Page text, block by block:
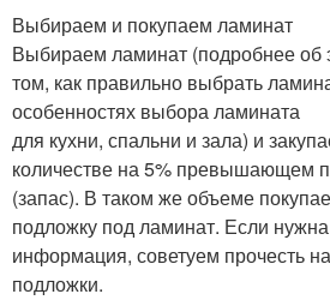
Выбираем и покупаем ламинат
Выбираем ламинат (подробнее об
том, как правильно выбрать
особенностях выбора ламината
для кухни, спальни и зала) и
количестве на 5% превышающем
(запас). В таком же объеме
подложку под ламинат. Если
информация, советуем прочесть
подложки.